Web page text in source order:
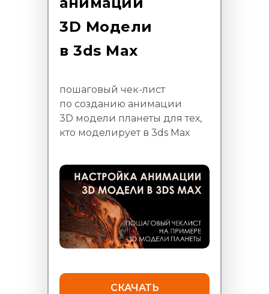
3D Модели
в 3ds Max
пошаговый чек-лист
по созданию анимации
3D модели планеты для тех,
кто моделирует в 3ds Max
СКАЧАТЬ